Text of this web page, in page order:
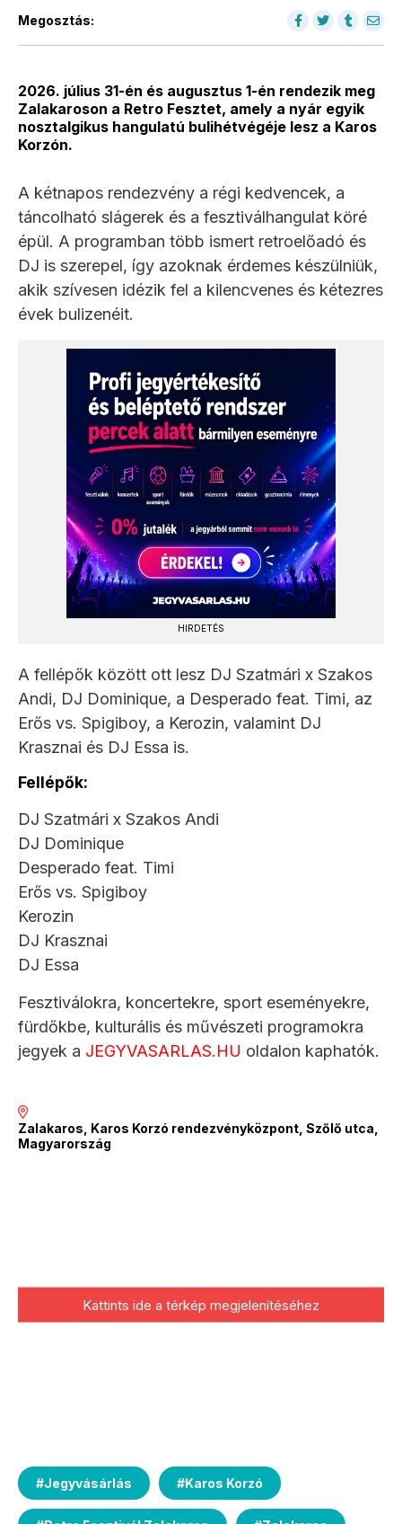
Megosztás:
2026. július 31-én és augusztus 1-én rendezik meg
Zalakaroson a Retro Fesztet, amely a nyár egyik
nosztalgikus hangulatú bulihétvégéje lesz a Karos
Korzón.
A kétnapos rendezvény a régi kedvencek, a
táncolható slágerek és a fesztiválhangulat köré
épül. A programban több ismert retroelőadó és
DJ is szerepel, így azoknak érdemes készülniük,
akik szívesen idézik fel a kilencvenes és kétezres
évek bulizenéit.
HIRDETÉS
A fellépők között ott lesz DJ Szatmári x Szakos
Andi, DJ Dominique, a Desperado feat. Timi, az
Erős vs. Spigiboy, a Kerozin, valamint DJ
Krasznai és DJ Essa is.
Fellépők:
DJ Szatmári x Szakos Andi
DJ Dominique
Desperado feat. Timi
Erős vs. Spigiboy
Kerozin
DJ Krasznai
DJ Essa
Fesztiválokra, koncertekre, sport eseményekre,
fürdőkbe, kulturális és művészeti programokra
jegyek a JEGYVASARLAS.HU oldalon kaphatók.
Zalakaros, Karos Korzó rendezvényközpont, Szőlő utca,
Magyarország
Kattints ide a térkép megjelenítéséhez
#Jegyvásárlás #Karos Korzó